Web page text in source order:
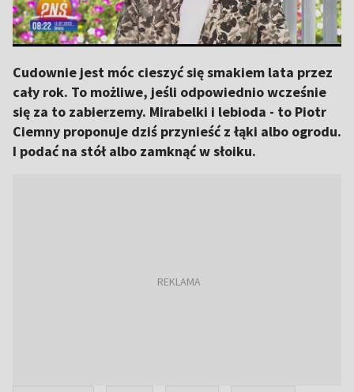
Cudownie jest móc cieszyć się smakiem lata przez
cały rok. To możliwe, jeśli odpowiednio wcześnie
się za to zabierzemy. Mirabelki i lebioda - to Piotr
Ciemny proponuje dziś przynieść z łąki albo ogrodu.
I podać na stół albo zamknąć w słoiku.